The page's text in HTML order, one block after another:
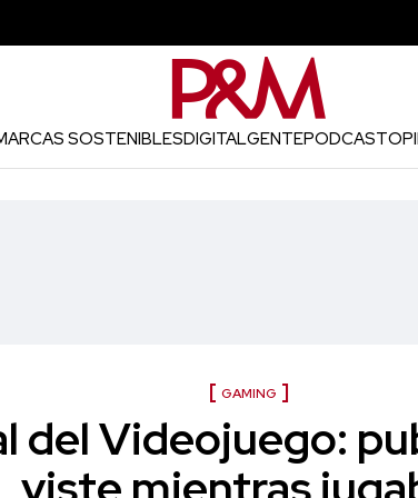
SOSTENIBLESDIGITALGENTEPODCAST
GAMING
del Videojuego: